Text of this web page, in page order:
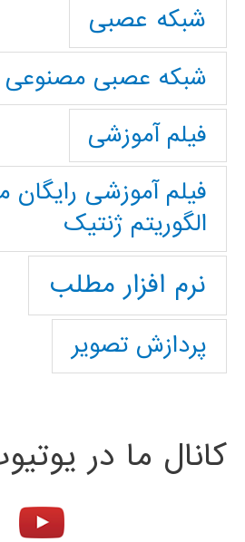
شبکه عصبی
شبکه عصبی مصنوعی
فیلم آموزشی
فیلم آموزشی رایگان
الگوریتم ژنتیک
نرم افزار مطلب
پردازش تصویر
کانال ما در